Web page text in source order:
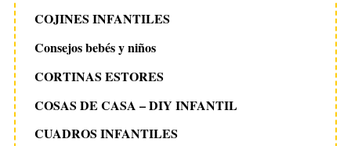
COJINES INFANTILES
Consejos bebés y niños
CORTINAS ESTORES
COSAS DE CASA – DIY INFANTIL
CUADROS INFANTILES